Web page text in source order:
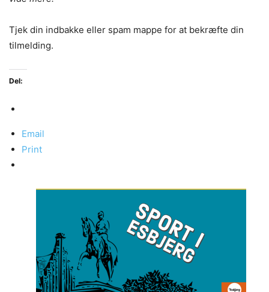
Tjek din indbakke eller spam mappe for at bekræfte din
tilmelding.
Del:
Email
Print